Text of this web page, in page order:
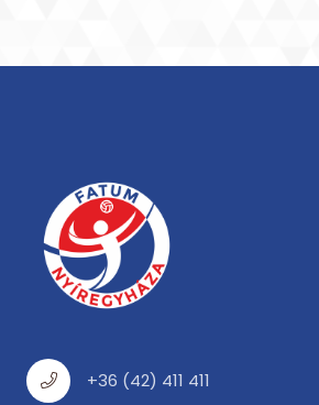
+36 (42) 411 411